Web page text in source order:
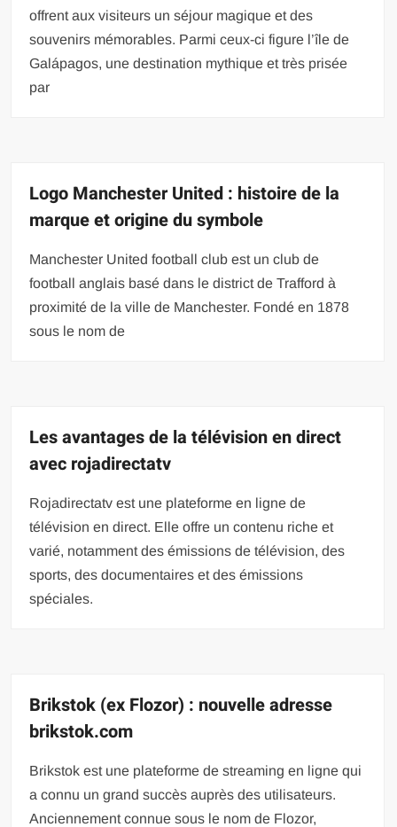
offrent aux visiteurs un séjour magique et des
souvenirs mémorables. Parmi ceux-ci figure l’île de
Galápagos, une destination mythique et très prisée
par
Logo Manchester United : histoire de la
marque et origine du symbole
Manchester United football club est un club de
football anglais basé dans le district de Trafford à
proximité de la ville de Manchester. Fondé en 1878
sous le nom de
Les avantages de la télévision en direct
avec rojadirectatv
Rojadirectatv est une plateforme en ligne de
télévision en direct. Elle offre un contenu riche et
varié, notamment des émissions de télévision, des
sports, des documentaires et des émissions
spéciales.
Brikstok (ex Flozor) : nouvelle adresse
brikstok.com
Brikstok est une plateforme de streaming en ligne qui
a connu un grand succès auprès des utilisateurs.
Anciennement connue sous le nom de Flozor,